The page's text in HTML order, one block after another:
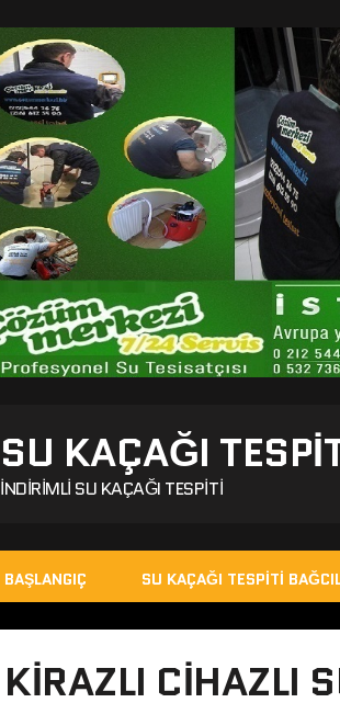
SU KAÇAĞI
İNDIRIMLI SU KAÇAĞI TESPITI
BAŞLANGIÇ SU KAÇAĞI TESPITI
KIRAZLI CIHAZLI